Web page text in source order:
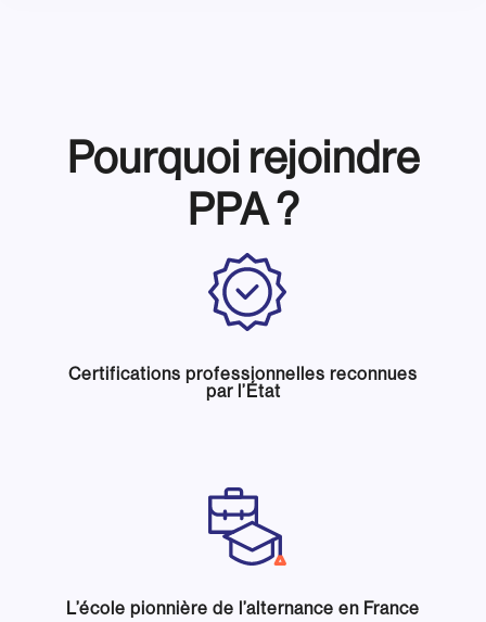
Pourquoi rejoindre
PPA ?
Certifications professionnelles reconnues
par l’État
L’école pionnière de l’alternance en France